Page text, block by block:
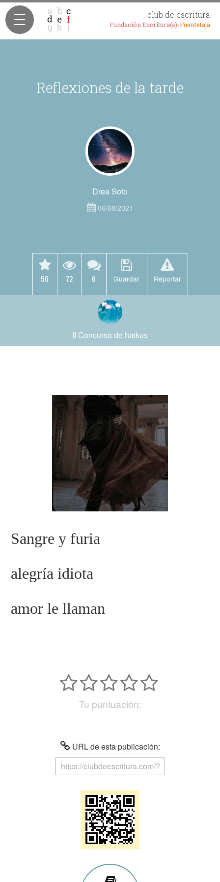
club de escritura
Fundación Escritura(s)-Fuentetaja
Reflexiones de la tarde
Drea Soto
06/08/2021
50 72 6 Guardar Reportar
II Concurso de haikus
Sangre y furia
alegría idiota
amor le llaman
Tu puntuación:
URL de esta publicación: